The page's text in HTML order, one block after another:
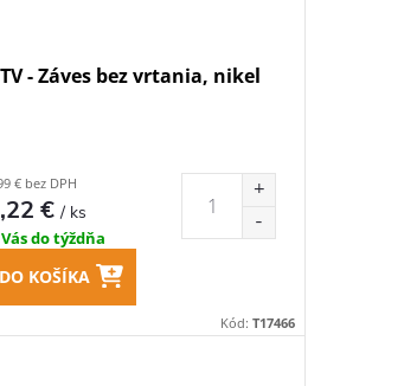
- Záves bez vrtania, nikel
€ bez DPH
€/ ks
do týždňa
DO KOŠÍKA
Kód: T17466